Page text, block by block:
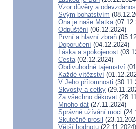
Vzor důvěry a
Svým bohatstvím
Ona je naše Matka
Odpuštění (06.12.2024)
První a hlavní zbraň
Doporučení (04.12.2024)
Láska a spokojenost
Cesta(02.12.2024)
Obdivuhodné tajemství
Každé vítězství
V Jeho přítomnosti
Skvosty a cetky
Za všechno děkovat
Mnoho dát (27.11.2024)
Správné užívání moci
Skutečně prosil
Větší hodnotu (22.11.2024)